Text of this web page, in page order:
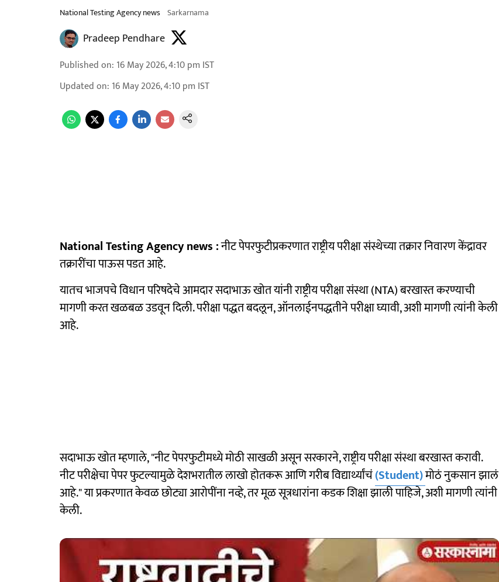
National Testing Agency news Sarkarnama
Pradeep Pendhare
Published on: 16 May 2026, 4:10 pm IST
Updated on: 16 May 2026, 4:10 pm IST
National Testing Agency news :नीट पेपरफुटीप्रकरणात राष्ट्रीय परीक्षा संस्थेच्या तक्रार निवारण केंद्रावर
तक्रारींचा पाऊस पडत आहे.
यातच भाजपचे विधान परिषदेचे आमदार सदाभाऊ खोत यांनी राष्ट्रीय परीक्षा संस्था (NTA) बरखास्त करण्याची
मागणी करत खळबळ उडवून दिली. परीक्षा पद्धत बदलून, ऑनलाईनपद्धतीने परीक्षा घ्यावी, अशी मागणी त्यांनी केली
आहे.
सदाभाऊ खोत म्हणाले, "नीट पेपरफुटीमध्ये मोठी साखळी असून सरकारने, राष्ट्रीय परीक्षा संस्था बरखास्त करावी.
नीट परीक्षेचा पेपर फुटल्यामुळे देशभरातील लाखो होतकरू आणि गरीब विद्यार्थ्यांचं(Student)मोठं नुकसान झालं
आहे." या प्रकरणात केवळ छोट्या आरोपींना नव्हे, तर मूळ सूत्रधारांना कडक शिक्षा झाली पाहिजे, अशी मागणी त्यांनी
केली.